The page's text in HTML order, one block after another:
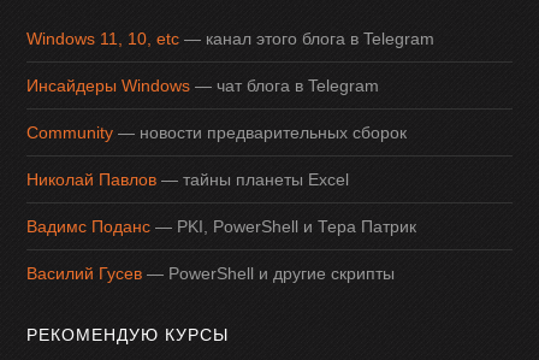
Windows 11, 10, etc — канал этого блога в Telegram
Инсайдеры Windows — чат блога в Telegram
Community — новости предварительных сборок
Николай Павлов — тайны планеты Excel
Вадимс Поданс — PKI, PowerShell и Тера Патрик
Василий Гусев — PowerShell и другие скрипты
РЕКОМЕНДУЮ КУРСЫ